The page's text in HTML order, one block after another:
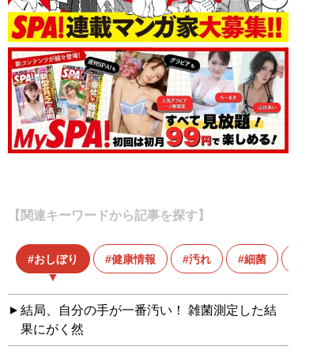
【関連キーワードから記事を探す】
おしぼり 健康情報 汚れ 細菌
結局、自分の手が一番汚い！ 雑菌測定した結
果にがく然